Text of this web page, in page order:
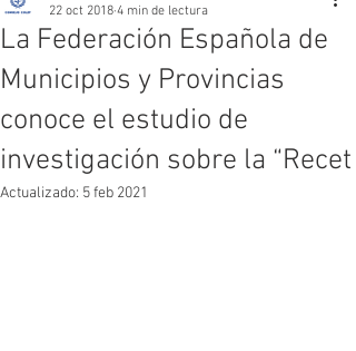
La Federación Española de
Municipios y Provincias
conoce el estudio de
investigación sobre la “Recet
22 oct 2018 4 min de lectura
Actualizado: 5 feb 2021